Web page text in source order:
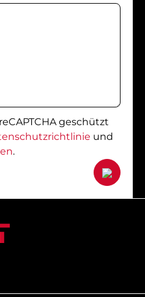
geschützt
und
.